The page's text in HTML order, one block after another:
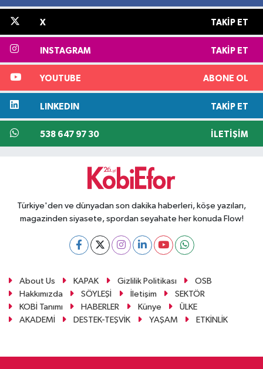
X TAKIP ET
INSTAGRAM TAKIP ET
YOUTUBE ABONE OL
LINKEDIN TAKIP ET
538 647 97 30 İLETIŞIM
Türkiye'den ve dünyadan son dakika haberleri, köşe yazıları,
magazinden siyasete, spordan seyahate her konuda Flow!
About Us KAPAK Gizlilik Politikası
OSB
Hakkımızda
SÖYLEŞİ İletişim
SEKTÖR
KOBİ Tanımı
HABERLER Künye
ÜLKE
AKADEMİ
DESTEK-TEŞVİK YAŞAM ETKİNLİK